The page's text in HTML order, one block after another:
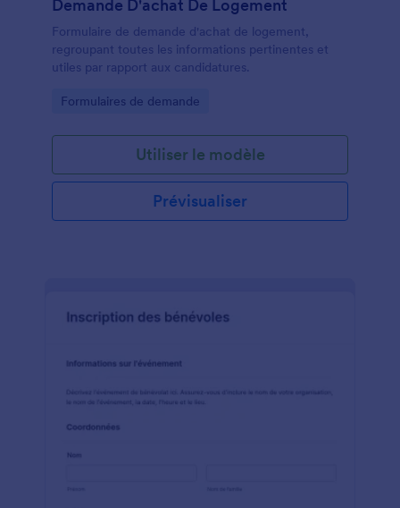
Demande D'achat De Logement
Formulaire de demande d'achat de logement,
regroupant toutes les informations pertinentes et
utiles par rapport aux candidatures.
Go to Category:
Formulaires de demande
Utiliser le modèle
Prévisualiser